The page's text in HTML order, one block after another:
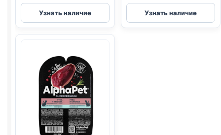
Blitz
(КУРИЦА,
ТЫКВА)
Узнать наличие
AlphaPet
влаж.
(СТЕРИЛ.,
Узнать наличие